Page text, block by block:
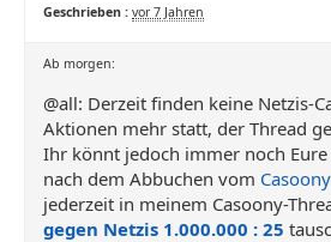
Geschrieben : vor 7 Jahren
Ab morgen:
@all: Derzeit finden keine Netzis-
Aktionen mehr statt, der Thread
Ihr könnt jedoch immer noch
nach dem Abbuchen vom
jederzeit in meinem Casoony-
gegen Netzis 1.000.000 : 25